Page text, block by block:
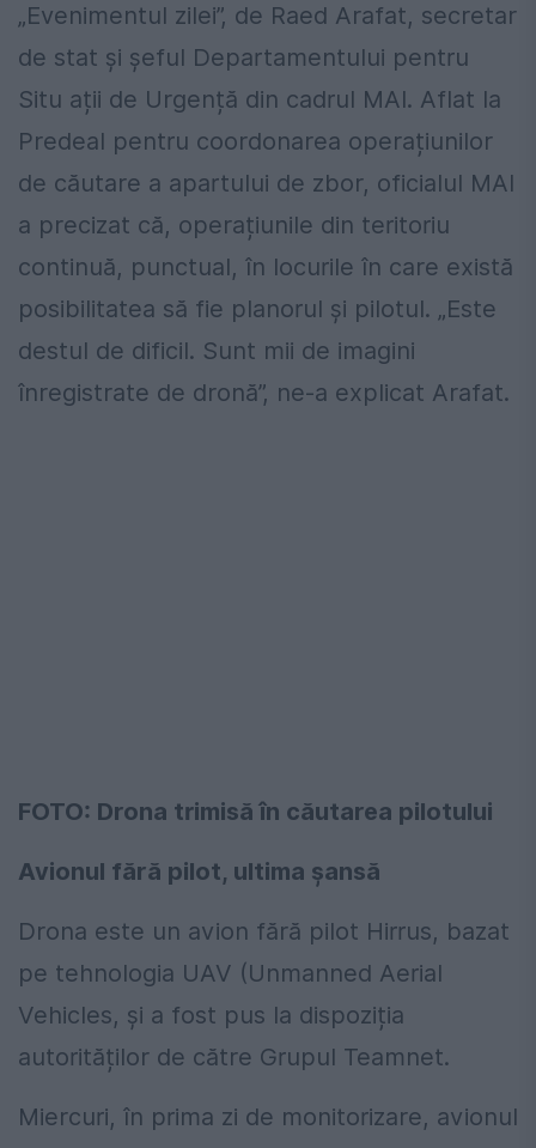
„Evenimentul zilei”, de Raed Arafat, secretar
de stat și șeful Departamentului pentru
Situ ații de Urgență din cadrul MAI. Aflat la
Predeal pentru coordonarea operațiunilor
de căutare a apartului de zbor, oficialul MAI
a precizat că, operațiunile din teritoriu
continuă, punctual, în locurile în care există
posibilitatea să fie planorul și pilotul. „Este
destul de dificil. Sunt mii de imagini
înregistrate de dronă”, ne-a explicat Arafat.
FOTO: Drona trimisă în căutarea pilotului
Avionul fără pilot, ultima șansă
Drona este un avion fără pilot Hirrus, bazat
pe tehnologia UAV (Unmanned Aerial
Vehicles, și a fost pus la dispoziția
autorităților de către Grupul Teamnet.
Miercuri, în prima zi de monitorizare, avionul